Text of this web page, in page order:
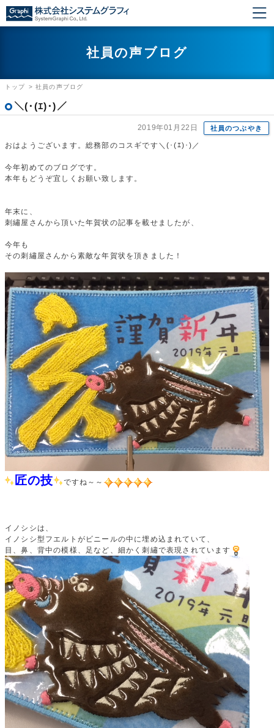
社員の声ブログ
トップ >社員の声ブログ
＼(･(ｴ)･)／
2019年01月22日 社員のつぶやき
おはようございます。総務部のコスギです＼(･(ｴ)･)／
今年初めてのブログです。
本年もどうぞ宜しくお願い致します。
年末に、
刺繡屋さんから頂いた年賀状の記事を載せましたが、
今年も
その刺繡屋さんから素敵な年賀状を頂きました！
匠の技 ですね～～
イノシシは、
イノシシ型フエルトがビニールの中に埋め込まれていて、
目、鼻、背中の模様、足など、細かく刺繡で表現されています